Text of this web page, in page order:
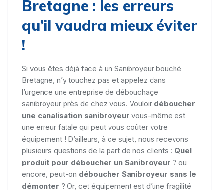
Bretagne : les erreurs
qu’il vaudra mieux éviter
!
Si vous êtes déjà face à un Sanibroyeur bouché
Bretagne, n’y touchez pas et appelez dans
l’urgence une entreprise de débouchage
sanibroyeur près de chez vous. Vouloir déboucher
une canalisation sanibroyeur vous-même est
une erreur fatale qui peut vous coûter votre
équipement ! D’ailleurs, à ce sujet, nous recevons
plusieurs questions de la part de nos clients : Quel
produit pour déboucher un Sanibroyeur ? ou
encore, peut-on déboucher Sanibroyeur sans le
démonter ? Or, cet équipement est d’une fragilité